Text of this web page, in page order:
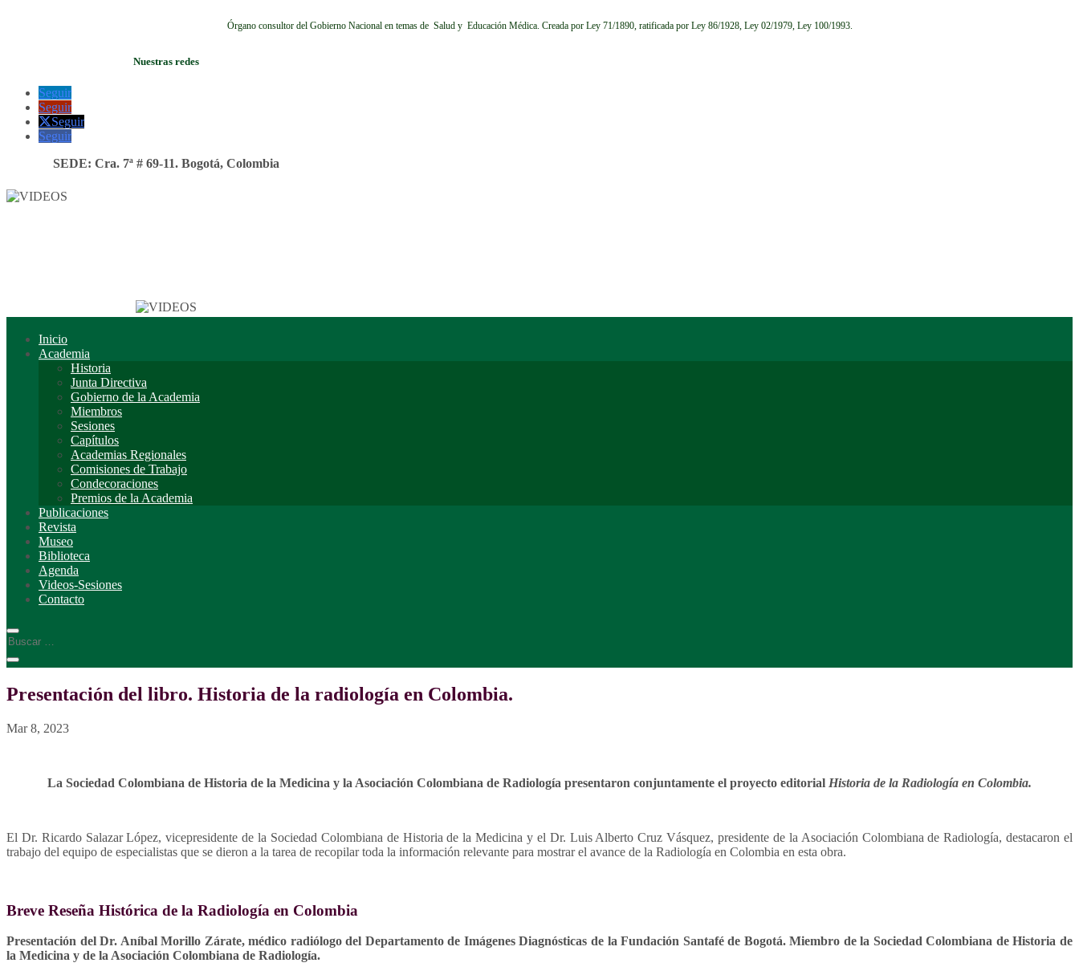
Órgano consultor del Gobierno Nacional en temas de Salud y Educación Médica. Creada por Ley 71/1890, ratificada por Ley 86/1928, Ley 02/1979, Ley 100/1993.
Nuestras redes
Seguir
Seguir
Seguir
Seguir
SEDE: Cra. 7ª # 69-11. Bogotá, Colombia
Inicio
Academia
Historia
Junta Directiva
Gobierno de la Academia
Miembros
Sesiones
Capítulos
Academias Regionales
Comisiones de Trabajo
Condecoraciones
Premios de la Academia
Publicaciones
Revista
Museo
Biblioteca
Agenda
Videos-Sesiones
Contacto
Presentación del libro. Historia de la radiología en Colombia.
Mar 8, 2023
La Sociedad Colombiana de Historia de la Medicina y la Asociación Colombiana de Radiología presentaron conjuntamente el proyecto editorial Historia de la Radiología en Colombia.
El Dr. Ricardo Salazar López, vicepresidente de la Sociedad Colombiana de Historia de la Medicina y el Dr. Luis Alberto Cruz Vásquez, presidente de la Asociación Colombiana de Radiología, destacaron el
trabajo del equipo de especialistas que se dieron a la tarea de recopilar toda la información relevante para mostrar el avance de la Radiología en Colombia en esta obra.
Breve Reseña Histórica de la Radiología en Colombia
Presentación del Dr. Aníbal Morillo Zárate, médico radiólogo del Departamento de Imágenes Diagnósticas de la Fundación Santafé de Bogotá. Miembro de la Sociedad Colombiana de Historia de
la Medicina y de la Asociación Colombiana de Radiología.